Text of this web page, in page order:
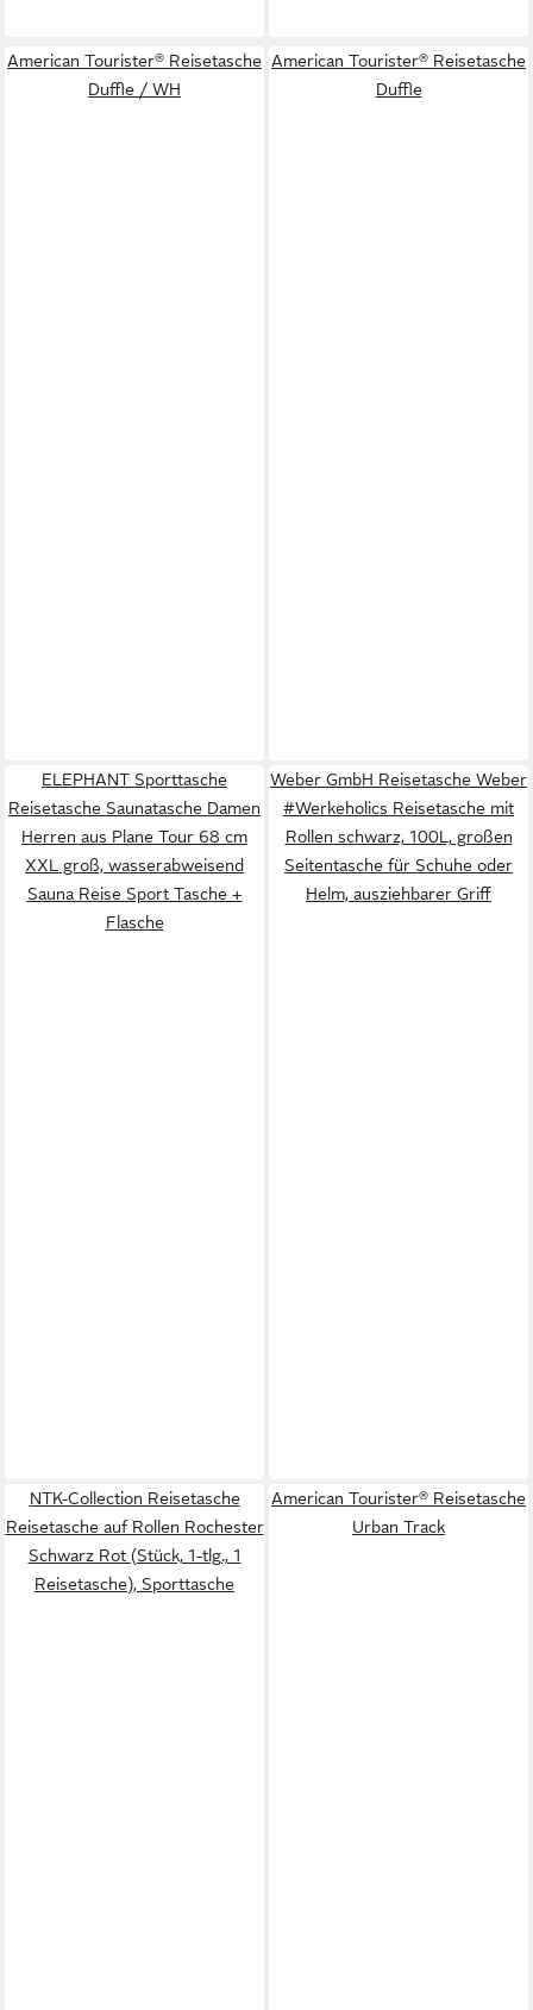
American Tourister® Reisetasche
Duffle / WH
American Tourister® Reisetasche
Duffle
ELEPHANT Sporttasche
Reisetasche Saunatasche Damen
Herren aus Plane Tour 68 cm
XXL groß, wasserabweisend
Sauna Reise Sport Tasche +
Flasche
Weber GmbH Reisetasche Weber
#Werkeholics Reisetasche mit
Rollen schwarz, 100L, großen
Seitentasche für Schuhe oder
Helm, ausziehbarer Griff
NTK-Collection Reisetasche
Reisetasche auf Rollen Rochester
Schwarz Rot (Stück, 1-tlg., 1
Reisetasche), Sporttasche
American Tourister® Reisetasche
Urban Track